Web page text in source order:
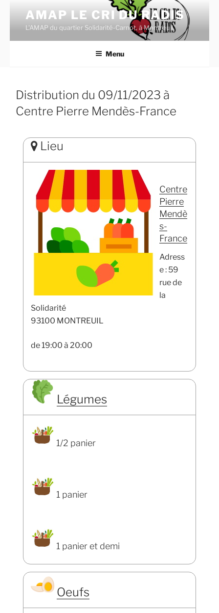
contenu
principal
AMAP LE CRI DU RADIS
L'AMAP du quartier Solidarité-Carnot, à Montreuil.
Menu
Distribution du 09/11/2023 à
Centre Pierre Mendès-France
Lieu
Centre
Pierre
Mendè
s-
France
Adress
e : 59
rue de
la
Solidarité
93100 MONTREUIL
de 19:00 à 20:00
Légumes
1/2 panier
1 panier
1 panier et demi
Oeufs